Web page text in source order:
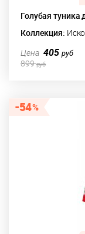
Голубая туника
Коллекция:
Цена 405руб
899руб
54